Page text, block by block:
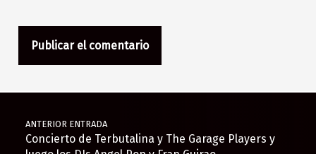
Navegación de entradas
ANTERIOR ENTRADA
Concierto de Terbutalina y The Garage Players y